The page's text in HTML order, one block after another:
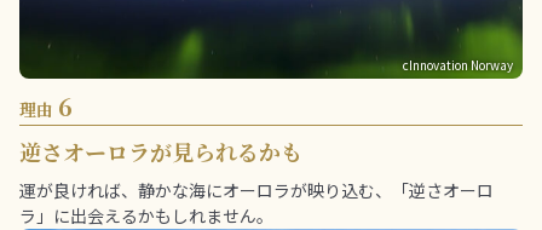
cInnovation Norway
理由 6
逆さオーロラが見られるかも
運が良ければ、静かな海にオーロラが映り込む、「逆さオーロ
ラ」に出会えるかもしれません。